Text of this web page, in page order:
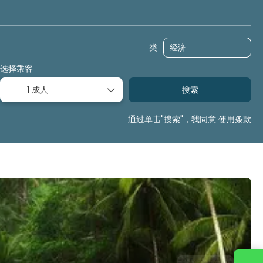
类
选择乘客
1 成人
搜索
通过单击"搜索"，我同意 使用条款